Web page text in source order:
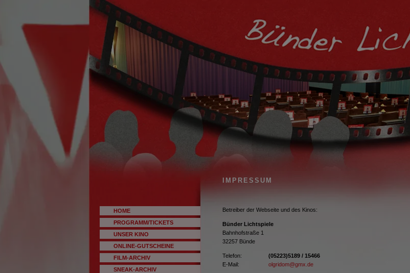
HOME
PROGRAMM/TICKETS
UNSER KINO
ONLINE-GUTSCHEINE
FILM-ARCHIV
SNEAK-ARCHIV
IMPRESSUM
Betreiber der Webseite und des Kinos:
Bünder Lichtspiele
Bahnhofstraße 1
32257 Bünde
Telefon:
(05223)5189 / 15466
E-Mail:
olgridom@gmx.de